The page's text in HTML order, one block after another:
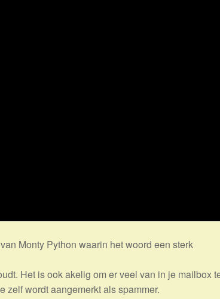
Monty Python waarin het woord een sterk
Het is ook akelig om er veel van in je mailbox
zelf wordt aangemerkt als spammer.